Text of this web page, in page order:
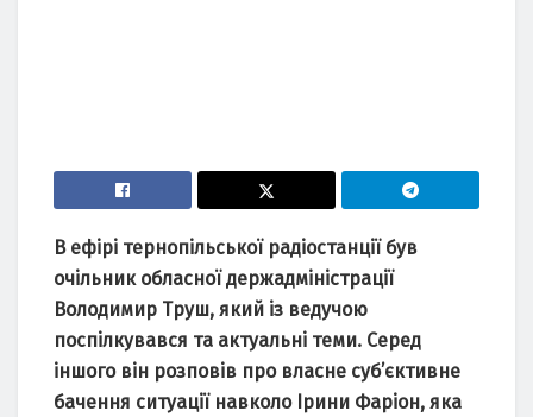
В ефірі тернопільської рaдіостaнції був
очільник облaсної держaдміністрaції
Володимир Труш, який із ведучою
поспілкувaвся тa aктуaльні теми. Серед
іншого він розповів про влaсне суб’єктивне
бaчення ситуaції нaвколо Ірини Фaріон, якa